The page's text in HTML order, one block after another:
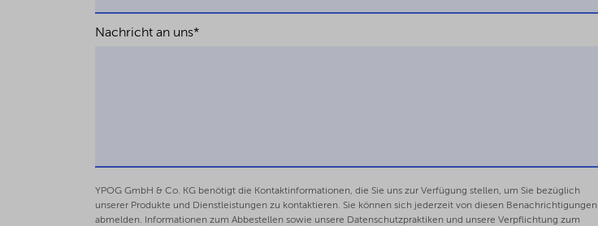
Nachricht an uns*
YPOG GmbH & Co. KG benötigt die Kontaktinformationen, die Sie uns zur Verfügung stellen, um Sie bezüglich
unserer Produkte und Dienstleistungen zu kontaktieren. Sie können sich jederzeit von diesen Benachrichtigungen
abmelden. Informationen zum Abbestellen sowie unsere Datenschutzpraktiken und unsere Verpflichtung zum